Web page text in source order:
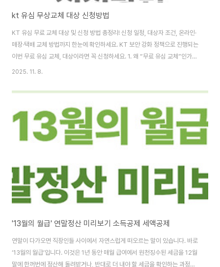
kt 유심 무상교체 대상 신청방법
KT 유심 무료 교체 대상 및 신청 방법 총정리! 신청 일정, 대상자 조건, 온라인·
매장·택배 교체 방법까지 한눈에 확인하세요. KT 보안 강화 정책으로 진행되는
이번 무료 유심 교체, 대상이라면 꼭 신청하세요. 1. 왜 “무료 유심 교체”인가?
KT가 이번에 유심 무료 교체를 시행하게 된 배경에는 보안 이슈가 있습니다.
KT가 고객 신뢰 회복 및 보안 강화 차원에서 전 고객 대상 무료 교체를 결정했
선을 이용 중인 고객을 대상으로 하며, 신규 가입자 또는 IoT 회선 등은 대상에
서 제외된다는 내용이 안내되어 있습니다.즉 단순한 이벤트가 아니라 보안..
2025. 11. 8.
'13월의 월급' 연말정산 미리보기 소득공제 세액공제
연말이 다가오면 직장인들 사이에서 자연스럽게 떠오르는 말이 있습니다. 바로
‘13월의 월급’입니다. 이것은 1년 동안 매월 급여에서 원천징수된 세금을 12월
말에 한꺼번에 정산해 돌려받거나, 반대로 더 내야 할 세금을 확인하는 과정에